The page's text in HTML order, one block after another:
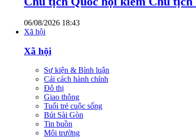
06/08/2026 18:43
Xã hội
Xã hội
Sự kiện & Bình luận
Cải cách hành chính
Đô thị
Giao thông
Tuổi trẻ cuộc sống
Bút Sài Gòn
Tin buồn
Môi trường